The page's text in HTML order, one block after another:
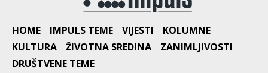
HOME IMPULS TEME VIJESTI
KOLUMNE
KULTURA
ŽIVOTNA SREDINA
ZANIMLJIVOSTI
DRUŠTVENE TEME